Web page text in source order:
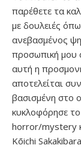
παρέθετε τα
με δουλειές
ανεβασμένος
προσωπική μου
αυτή η
αποτελείται
βασισμένη στο
κυκλοφόρησε
horror/mystery
Kōichi